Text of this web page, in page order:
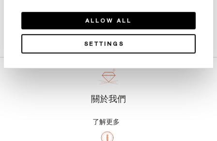
ALLOW ALL
SETTINGS
產品詳情
關於我們
了解更多